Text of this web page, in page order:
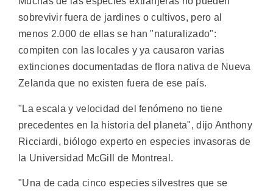
sobrevivir fuera de jardines o cultivos, pero al
menos 2.000 de ellas se han "naturalizado":
compiten con las locales y ya causaron varias
extinciones documentadas de flora nativa de Nueva
Zelanda que no existen fuera de ese país.
"La escala y velocidad del fenómeno no tiene
precedentes en la historia del planeta", dijo Anthony
Ricciardi, biólogo experto en especies invasoras de
la Universidad McGill de Montreal.
"Una de cada cinco especies silvestres que se